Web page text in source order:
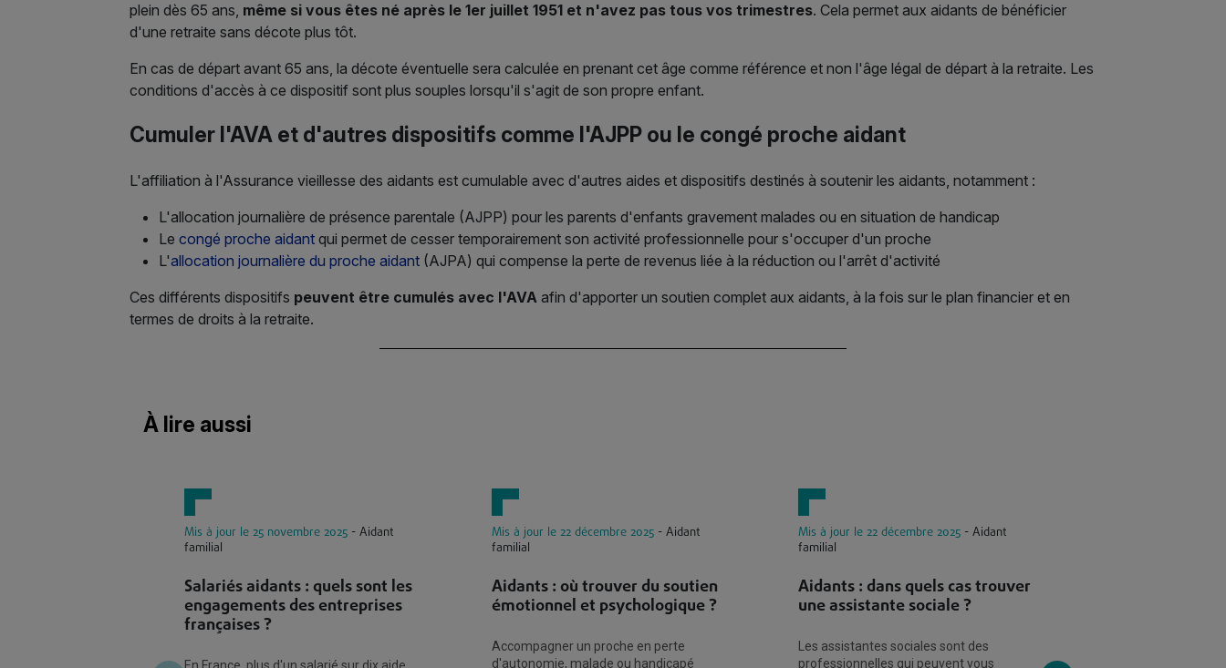
plein dès 65 ans, même si vous êtes né après le 1er juillet 1951 et n'avez pas tous vos trimestres. Cela permet aux aidants de bénéficier
d'une retraite sans décote plus tôt.
En cas de départ avant 65 ans, la décote éventuelle sera calculée en prenant cet âge comme référence et non l'âge légal de départ à la retraite. Les
conditions d'accès à ce dispositif sont plus souples lorsqu'il s'agit de son propre enfant.
Cumuler l'AVA et d'autres dispositifs comme l'AJPP ou le congé proche aidant
L'affiliation à l'Assurance vieillesse des aidants est cumulable avec d'autres aides et dispositifs destinés à soutenir les aidants, notamment :
L'allocation journalière de présence parentale (AJPP) pour les parents d'enfants gravement malades ou en situation de handicap
Le congé proche aidant qui permet de cesser temporairement son activité professionnelle pour s'occuper d'un proche
L'allocation journalière du proche aidant (AJPA) qui compense la perte de revenus liée à la réduction ou l'arrêt d'activité
Ces différents dispositifs peuvent être cumulés avec l'AVA afin d'apporter un soutien complet aux aidants, à la fois sur le plan financier et en
termes de droits à la retraite.
À lire aussi
Mis à jour le 25 novembre 2025 - Aidant
familial
Salariés aidants : quels sont les
engagements des entreprises
françaises ?
Mis à jour le 22 décembre 2025 - Aidant
familial
Aidants : où trouver du soutien
émotionnel et psychologique ?
Accompagner un proche en perte
d'autonomie, malade ou handicapé
Mis à jour le 22 décembre 2025 - Aidant
familial
Aidants : dans quels cas trouver
une assistante sociale ?
Les assistantes sociales sont des
professionnelles qui peuvent vous